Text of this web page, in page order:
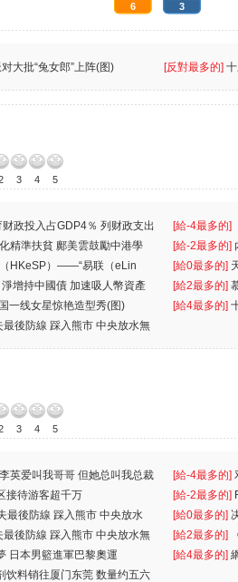
6
3
大批“兔女郎”上阵(图) [反對最多的]
3 4 5
政投入占GDP4％ 列财政支出
[給-4最多的]
一
精準扶貧 鄺美雲鼓勵中港學
[給-2最多的]
人
HKeSP）——“易联（eLin
[給0最多的]
增持中國債 加速吸人幣資產 [給2最多的]
一线女星惊艳造型秀(图) [給4最多的]
後防線 踩入熊市 中央放水無
3 4 5
英爱叫我哥哥 但她总叫我总裁
[給-4最多的]
离
接待游客超千万 [給-2最多的]
最後防線 踩入熊市 中央放水
[給0最多的]
後防線 踩入熊市 中央放水無 [給2最多的]
日本男籃進軍巴黎奧運 [給4最多的]
饮料销往厦门东莞 数量约五六